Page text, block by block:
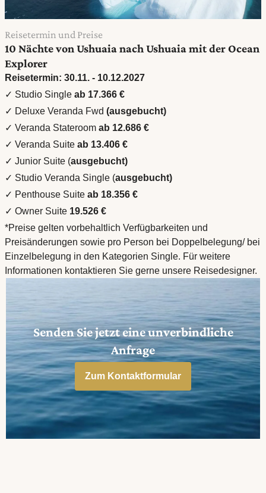
Reisetermin und Preise
10 Nächte von Ushuaia nach Ushuaia mit der Ocean
Explorer
Reisetermin: 30.11. - 10.12.2027
✓ Studio Single ab 17.366 €
✓ Deluxe Veranda Fwd (ausgebucht)
✓ Veranda Stateroom ab 12.686 €
✓ Veranda Suite ab 13.406 €
✓ Junior Suite (ausgebucht)
✓ Studio Veranda Single (ausgebucht)
✓ Penthouse Suite ab 18.356 €
✓ Owner Suite 19.526 €
*Preise gelten vorbehaltlich Verfügbarkeiten und
Preisänderungen sowie pro Person bei Doppelbelegung/ bei
Einzelbelegung in den Kategorien Single. Für weitere
Informationen kontaktieren Sie gerne unsere Reisedesigner.
Senden Sie jetzt eine unverbindliche
Anfrage
Zum Kontaktformular